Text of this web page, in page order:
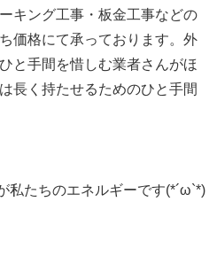
キング工事・板金工事などの
価格にて承っております。 外
と手間を惜しむ業者さんがほ
長く持たせるためのひと手間
私たちのエネルギーです(*´ω`*)